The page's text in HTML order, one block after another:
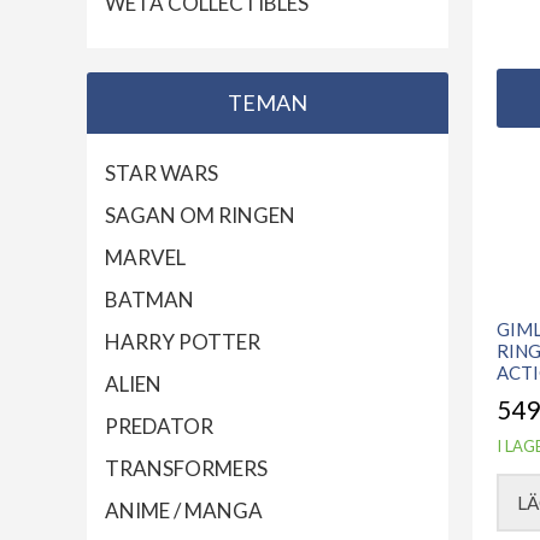
I
TEMAN
STAR WARS
SAGAN OM RINGEN
MARVEL
BATMAN
HARRY POTTER
ALIEN
PREDATOR
TRANSFORMERS
ANIME / MANGA